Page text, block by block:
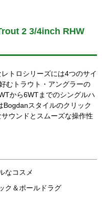
2 3/4inch RHW
トロシリーズには4つのサイ
むトラウト・アングラーの
から6WTまでのシングルハ
Bogdanスタイルのクリック
ウンドとスムーズな操作性
なコスメ
ク＆ポールドラグ